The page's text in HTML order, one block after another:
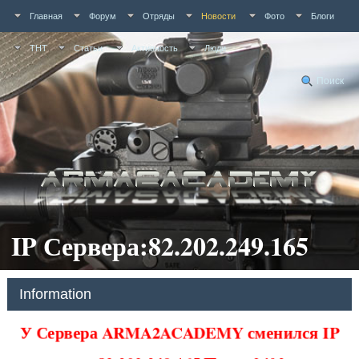
Главная Форум Отряды Новости Фото Блоги
ТНТ Статьи Активность Люди
Поиск
IP Сервера:82.202.249.165
Information
У Сервера ARMA2ACADEMY сменился IP